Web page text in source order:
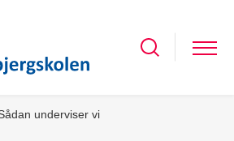
underviser vi